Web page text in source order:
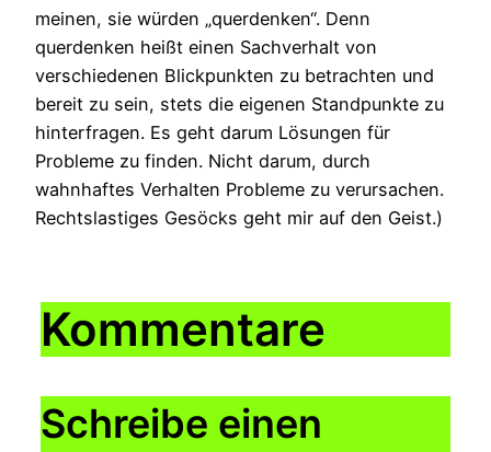
meinen, sie würden „querdenken“. Denn
querdenken heißt einen Sachverhalt von
verschiedenen Blickpunkten zu betrachten und
bereit zu sein, stets die eigenen Standpunkte zu
hinterfragen. Es geht darum Lösungen für
Probleme zu finden. Nicht darum, durch
wahnhaftes Verhalten Probleme zu verursachen.
Rechtslastiges Gesöcks geht mir auf den Geist.)
Kommentare
Schreibe einen